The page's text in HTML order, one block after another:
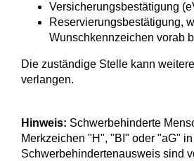
Versicherungsbestätigung
Reservierungsbestätigung,
Wunschkennzeichen vorab
Die zuständige Stelle kann
verlangen.
Hinweis: Schwerbehinderte
Merkzeichen "H", "BI" oder "aG"
Schwerbehindertenausweis sind